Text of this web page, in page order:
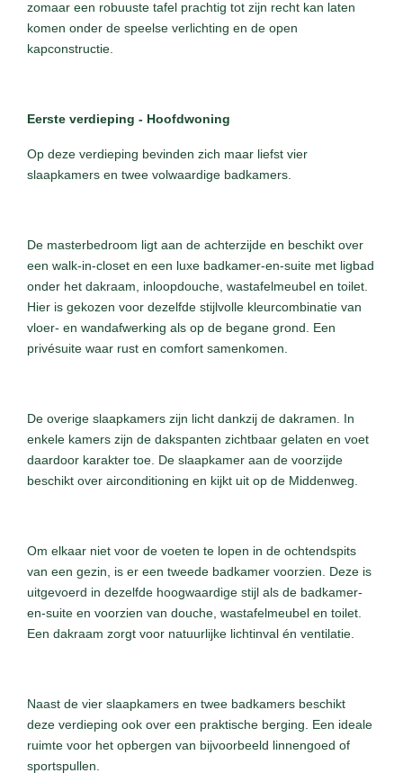
zomaar een robuuste tafel prachtig tot zijn recht kan laten
komen onder de speelse verlichting en de open
kapconstructie.
Eerste verdieping - Hoofdwoning
Op deze verdieping bevinden zich maar liefst vier
slaapkamers en twee volwaardige badkamers.
De masterbedroom ligt aan de achterzijde en beschikt over
een walk-in-closet en een luxe badkamer-en-suite met ligbad
onder het dakraam, inloopdouche, wastafelmeubel en toilet.
Hier is gekozen voor dezelfde stijlvolle kleurcombinatie van
vloer- en wandafwerking als op de begane grond. Een
privésuite waar rust en comfort samenkomen.
De overige slaapkamers zijn licht dankzij de dakramen. In
enkele kamers zijn de dakspanten zichtbaar gelaten en voet
daardoor karakter toe. De slaapkamer aan de voorzijde
beschikt over airconditioning en kijkt uit op de Middenweg.
Om elkaar niet voor de voeten te lopen in de ochtendspits
van een gezin, is er een tweede badkamer voorzien. Deze is
uitgevoerd in dezelfde hoogwaardige stijl als de badkamer-
en-suite en voorzien van douche, wastafelmeubel en toilet.
Een dakraam zorgt voor natuurlijke lichtinval én ventilatie.
Naast de vier slaapkamers en twee badkamers beschikt
deze verdieping ook over een praktische berging. Een ideale
ruimte voor het opbergen van bijvoorbeeld linnengoed of
sportspullen.